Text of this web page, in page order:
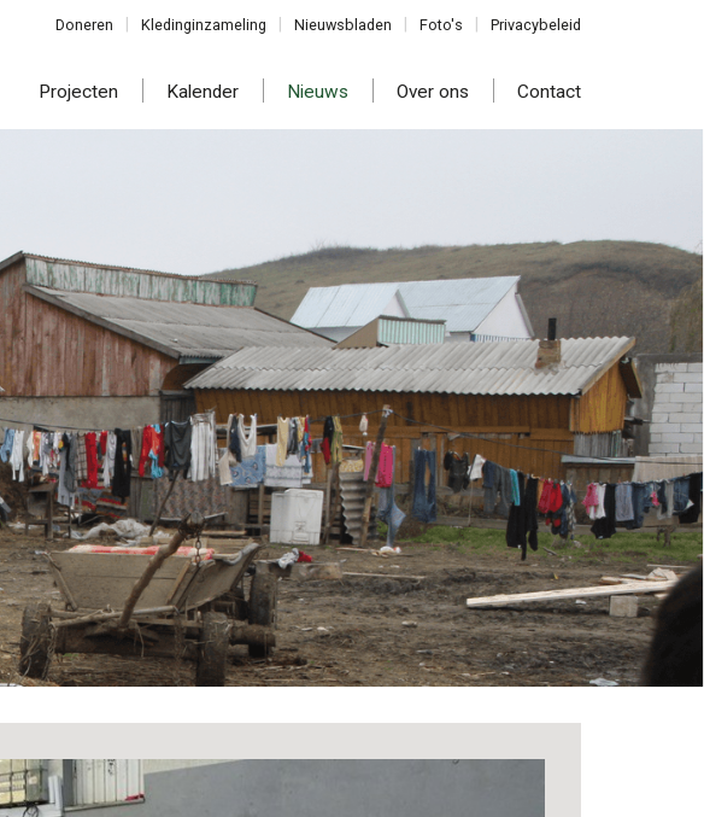
Doneren Kledinginzameling Nieuwsbladen Foto's Privacybeleid
Projecten Kalender Nieuws Over ons Contact